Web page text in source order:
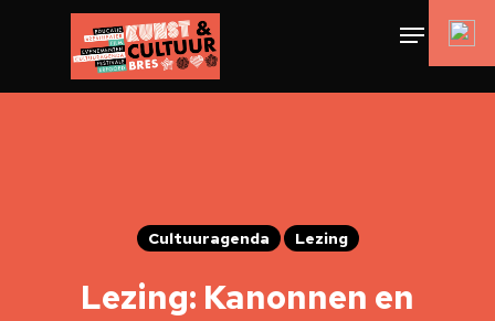
Cultuuragenda Lezing
Lezing: Kanonnen en